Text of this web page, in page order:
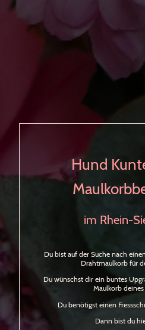
Hund
im Rhein-
Du bist auf der Suche nach
Drahtmaulkorb für
Du wünschst dir ein buntes
Maulkorb
Du benötigst einen
Dann bist du